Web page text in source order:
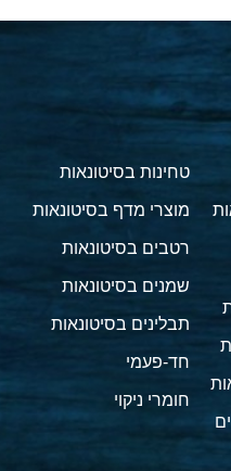
טחינות בסיטונאות
מוצרי מדף בסיטונאות
רטבים בסיטונאות
שמנים בסיטונאות
תבלינים בסיטונאות
חד-פעמי
חומרי ניקוי